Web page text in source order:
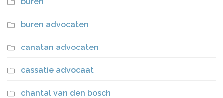
buren advocaten
canatan advocaten
cassatie advocaat
chantal van den bosch